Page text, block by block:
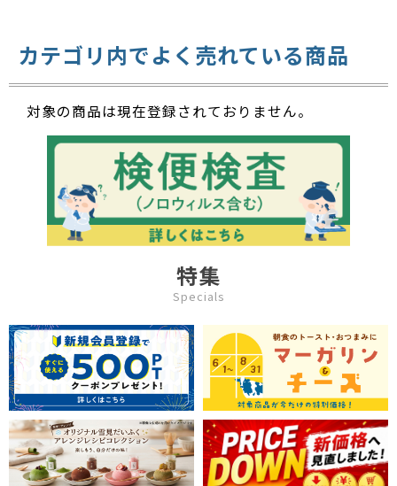
カテゴリ内でよく売れている商品
対象の商品は現在登録されておりません。
特集
Specials